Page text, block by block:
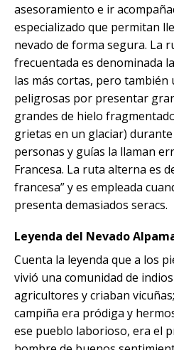
asesoramiento e ir
especializado que permitan
nevado de forma segura. La
frecuentada es denominada
las más cortas, pero también
peligrosas por presentar
grandes de hielo
grietas en un glaciar)
personas y guías la llaman
Francesa. La ruta alterna es
francesa” y es empleada
presenta demasiados seracs.
Leyenda del Nevado
Cuenta la leyenda que a los
vivió una comunidad de
agricultores y criaban
campiña era pródiga y
ese pueblo laborioso, era el